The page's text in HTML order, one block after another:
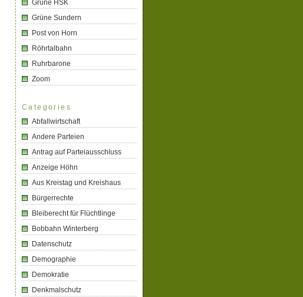
Grüne HSK
Grüne Sundern
Post von Horn
Röhrtalbahn
Ruhrbarone
Zoom
Categories
Abfallwirtschaft
Andere Parteien
Antrag auf Parteiausschluss
Anzeige Höhn
Aus Kreistag und Kreishaus
Bürgerrechte
Bleiberecht für Flüchtlinge
Bobbahn Winterberg
Datenschutz
Demographie
Demokratie
Denkmalschutz